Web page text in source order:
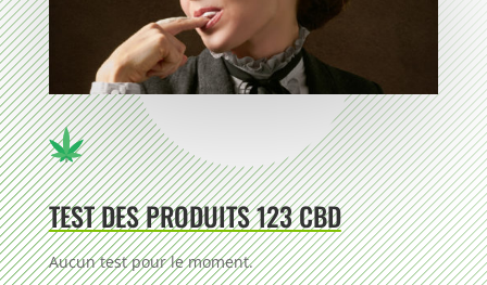
TEST DES PRODUITS 123 CBD
Aucun test pour le moment.